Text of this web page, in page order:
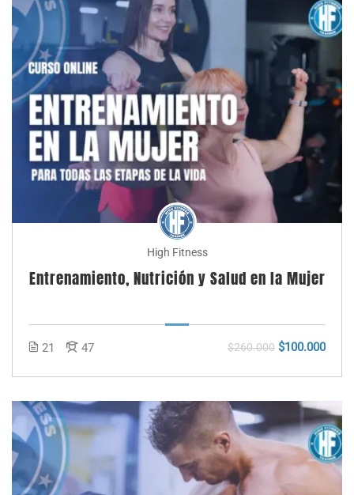
High Fitness
Entrenamiento, Nutrición y Salud en la Mujer
21 47 $260.000 $100.000